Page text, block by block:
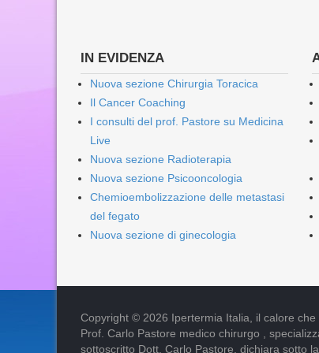
IN EVIDENZA
Nuova sezione Chirurgia Toracica
Il Cancer Coaching
I consulti del prof. Pastore su Medicina
Live
Nuova sezione Radioterapia
Nuova sezione Psicooncologia
Chemioembolizzazione delle metastasi
del fegato
Nuova sezione di ginecologia
Copyright © 2026 Ipertermia Italia, il calore
Prof. Carlo Pastore medico chirurgo ,
sottoscritto Dott. Carlo Pastore, dichiara sotto